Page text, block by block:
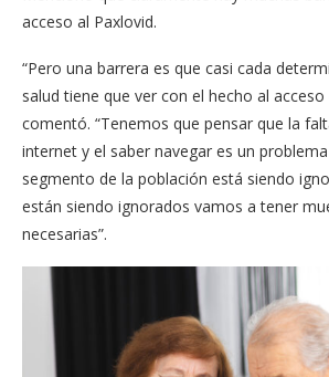
acceso al Paxlovid.
“Pero una barrera es que casi cada
salud tiene que ver con el hecho al acceso
comentó. “Tenemos que pensar que la
internet y el saber navegar es un
segmento de la población está siendo
están siendo ignorados vamos a tener
necesarias”.